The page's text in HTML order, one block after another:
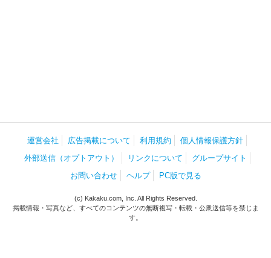
運営会社 広告掲載について 利用規約
個人情報保護方針
外部送信（オプトアウト）
リンクについて
グループサイト
お問い合わせ
ヘルプ PC版で見る
(c) Kakaku.com, Inc. All Rights Reserved.
掲載情報・写真など、すべてのコンテンツの無断複写・転載・公衆送信等を禁じま
す。